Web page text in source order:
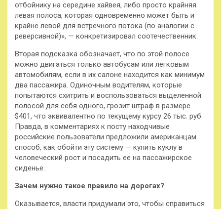
отбойнику на середине хайвея, либо просто крайняя
левая полоса, которая одновременно может быть и
крайне левой для встречного потока (по аналогии с
реверсивной)», — конкретизировал соотечественник.
Вторая подсказка обозначает, что по этой полосе
можно двигаться только автобусам или легковым
автомобилям, если в их салоне находится как минимум
два пассажира. Одиночным водителям, которые
попытаются схитрить и воспользоваться выделенной
полосой для себя одного, грозит штраф в размере
$401, что эквивалентно по текущему курсу 26 тыс. руб.
Правда, в комментариях к посту находчивые
российские пользователи предложили американцам
способ, как обойти эту систему — купить куклу в
человеческий рост и посадить ее на пассажирское
сиденье.
Зачем нужно такое правило на дорогах?
Оказывается, власти придумали это, чтобы справиться